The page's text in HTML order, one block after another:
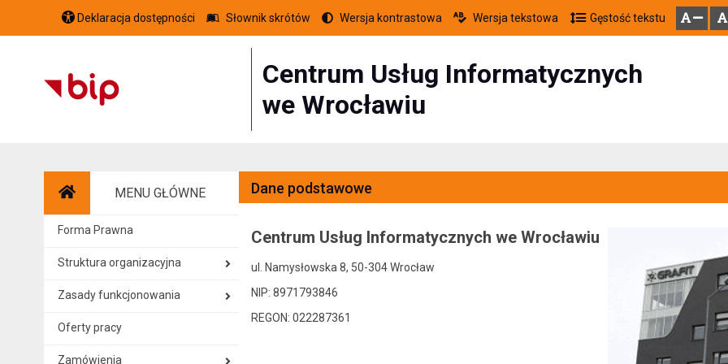
Przejdź do głównego menu
Przejdź do treści
Przejdź do mapy serwisu
Deklaracja dostępności Słownik skrótów Wersja kontrastowa Wersja tekstowa Gęstość tekstu
Centrum Usług Informatycznych
we Wrocławiu
MENU GŁÓWNE
Forma Prawna
Struktura organizacyjna
Zasady funkcjonowania
Oferty pracy
Zamówienia
Dane podstawowe
Centrum Usług Informatycznych we Wrocławiu
ul. Namysłowska 8, 50-304 Wrocław
NIP: 8971793846
REGON: 022287361